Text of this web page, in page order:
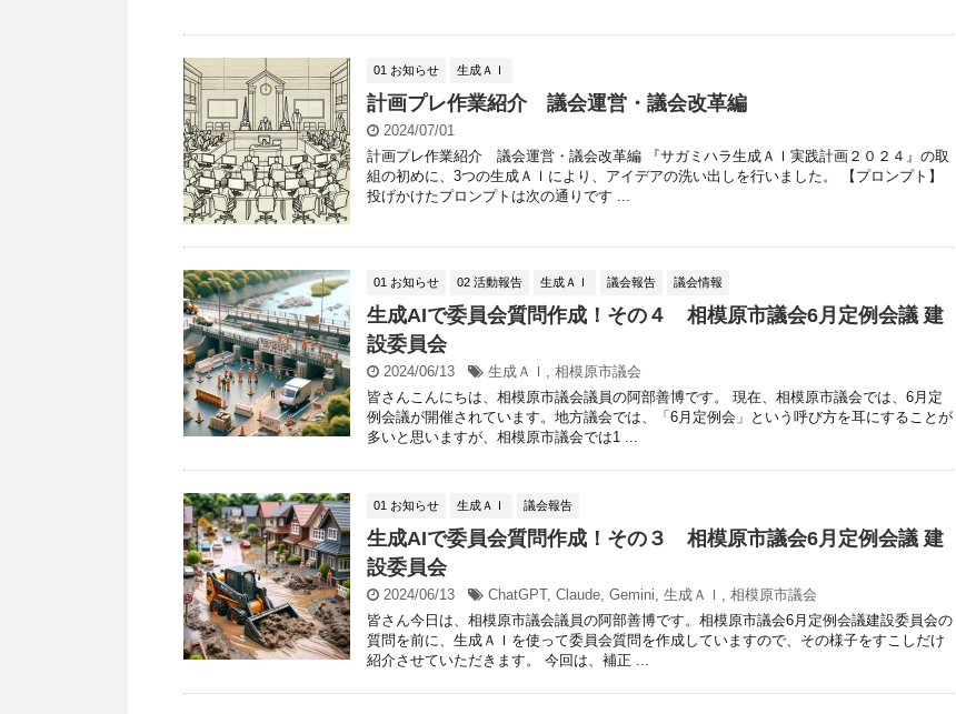
01 お知らせ 生成ＡＩ
計画プレ作業紹介 議会運営・議会改革編
2024/07/01
計画プレ作業紹介 議会運営・議会改革編 『サガミハラ生成ＡＩ実践計画２０２４』の取
組の初めに、3つの生成ＡＩにより、アイデアの洗い出しを行いました。 【プロンプト】
投げかけたプロンプトは次の通りです ...
01 お知らせ 02 活動報告 生成ＡＩ 議会報告 議会情報
生成AIで委員会質問作成！その４ 相模原市議会6月定例会議 建
設委員会
2024/06/13 生成ＡＩ , 相模原市議会
皆さんこんにちは、相模原市議会議員の阿部善博です。 現在、相模原市議会では、6月定
例会議が開催されています。地方議会では、「6月定例会」という呼び方を耳にすることが
多いと思いますが、相模原市議会では1 ...
01 お知らせ 生成ＡＩ 議会報告
生成AIで委員会質問作成！その３ 相模原市議会6月定例会議 建
設委員会
2024/06/13 ChatGPT, Claude, Gemini, 生成ＡＩ , 相模原市議会
皆さん今日は、相模原市議会議員の阿部善博です。相模原市議会6月定例会議建設委員会の
質問を前に、生成ＡＩを使って委員会質問を作成していますので、その様子をすこしだけ
紹介させていただきます。 今回は、補正 ...